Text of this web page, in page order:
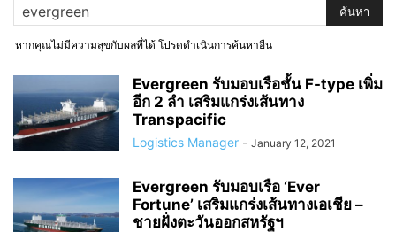
หากคุณไม่มีความสุขกับผลที่ได้ โปรดดำเนินการค้นหาอื่น
Evergreen รับมอบเรือชั้น F-type เพิ่ม
อีก 2 ลำ เสริมแกร่งเส้นทาง
Transpacific
Logistics Manager - January 12, 2021
Evergreen รับมอบเรือ ‘Ever
Fortune’ เสริมแกร่งเส้นทางเอเชีย –
ชายฝั่งตะวันออกสหรัฐฯ